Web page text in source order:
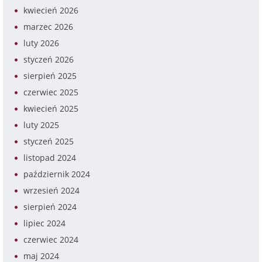
kwiecień 2026
marzec 2026
luty 2026
styczeń 2026
sierpień 2025
czerwiec 2025
kwiecień 2025
luty 2025
styczeń 2025
listopad 2024
październik 2024
wrzesień 2024
sierpień 2024
lipiec 2024
czerwiec 2024
maj 2024